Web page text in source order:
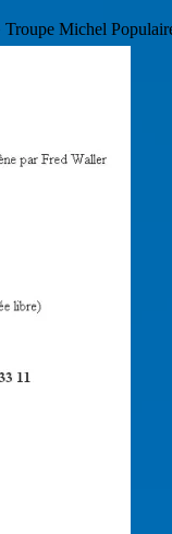
Troupe Michel